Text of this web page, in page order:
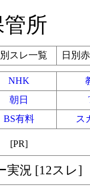
管所
スレ一覧 日別
NHK
朝日
BS有料 ス
[PR]
実況 [12スレ]